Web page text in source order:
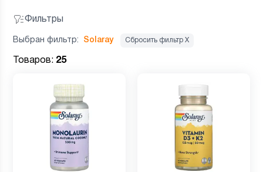
Фильтры
Выбран фильтр: Solaray Сбросить фильтр Х
Товаров: 25